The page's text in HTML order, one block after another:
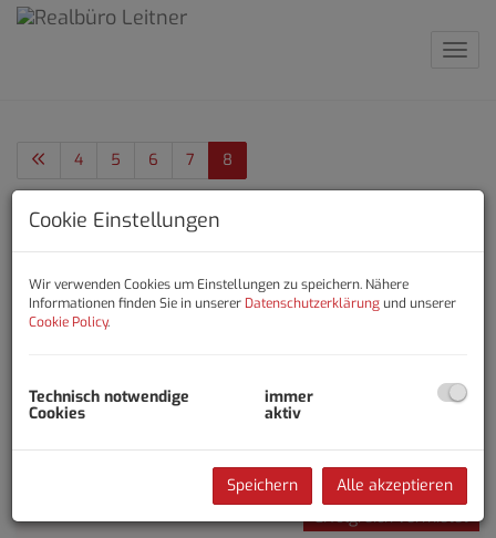
4 5 6 7 8
Einfamilienhaus im Originalzustand
in ruhiger Lage
4600 Wels
ca. 122 m
Erfolgreich verkauft
Erfolgreich vermietet
Cookie Einstellungen
Wir verwenden Cookies um Einstellungen zu speichern. Nähere
Informationen finden Sie in unserer Datenschutzerklärung und unserer
Cookie Policy.
Technisch notwendige
Cookies
immer
aktiv
Speichern Alle akzeptieren